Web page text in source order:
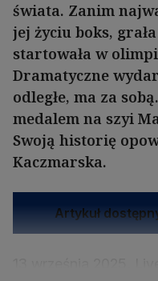
świata. Zanim
jej życiu boks,
startowała w
Dramatyczne
odległe, ma za
medalem na szyi
Swoją historię
Kaczmarska.
Artykuł